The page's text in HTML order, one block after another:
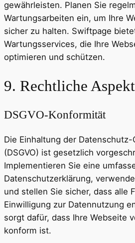
gewährleisten. Planen Sie
Wartungsarbeiten ein, um Ihre
sicher zu halten. Swiftpage
Wartungsservices, die Ihre
optimieren und schützen.
9. Rechtliche
DSGVO-Konformität
Die Einhaltung der
(DSGVO) ist gesetzlich
Implementieren Sie eine
Datenschutzerklärung,
und stellen Sie sicher, dass alle
Einwilligung zur Datennutzung
sorgt dafür, dass Ihre Webseite
konform ist.